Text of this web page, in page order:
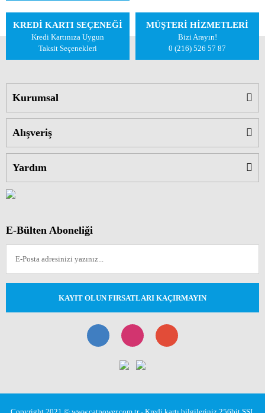
KREDİ KARTI SEÇENEĞİ
Kredi Kartınıza Uygun
Taksit Seçenekleri
MÜŞTERİ HİZMETLERİ
Bizi Arayın!
0 (216) 526 57 87
Kurumsal
Alışveriş
Yardım
E-Bülten Aboneliği
KAYIT OLUN FIRSATLARI KAÇIRMAYIN
Copyright 2021 © www.catpower.com.tr - Kredi kartı bilgileriniz 256bit SSL